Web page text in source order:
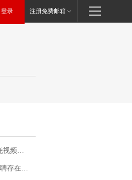
登录 注册免费邮箱
会回应
校长被停职